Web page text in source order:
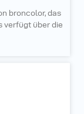
broncolor, das
verfügt über die